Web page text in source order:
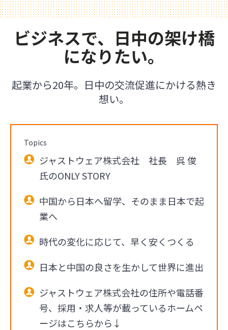
ビジネスで、日中の架け橋
になりたい。
起業から20年。日中の交流促進にかける熱き
想い。
Topics
ジャストウェア株式会社 社長 呉 俊
氏のONLY STORY
中国から日本へ留学、そのまま日本で起
業へ
時代の変化に応じて、早く安くつくる
日本と中国の良さを生かして世界に進出
ジャストウェア株式会社の住所や電話番
号、採用・求人等が載っているホームペ
ージはこちらから↓